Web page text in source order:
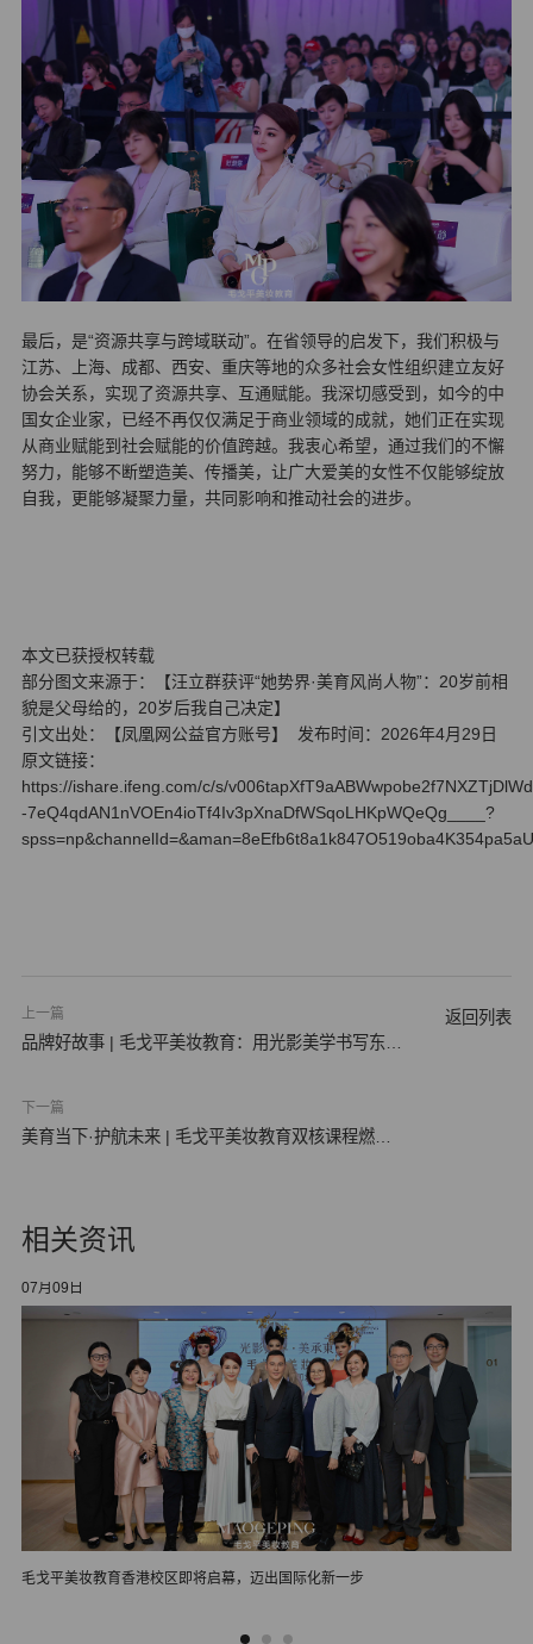
最后，是“资源共享与跨域联动”。在省领导的启发下，我们积极与
江苏、上海、成都、西安、重庆等地的众多社会女性组织建立友好
协会关系，实现了资源共享、互通赋能。我深切感受到，如今的中
国女企业家，已经不再仅仅满足于商业领域的成就，她们正在实现
从商业赋能到社会赋能的价值跨越。我衷心希望，通过我们的不懈
努力，能够不断塑造美、传播美，让广大爱美的女性不仅能够绽放
自我，更能够凝聚力量，共同影响和推动社会的进步。
本文已获授权转载
部分图文来源于：【汪立群获评“她势界·美育风尚人物”：20岁前相
貌是父母给的，20岁后我自己决定】
引文出处：【凤凰网公益官方账号】 发布时间：2026年4月29日
原文链接：
https://ishare.ifeng.com/c/s/
-7eQ4qdAN1nVOEn4ioTf4Iv3pXnaDfWSqoLHKpWQeQg____?
上一篇
品牌好故事 | 毛戈平美妆教育：用光影美学书写东方
下一篇
美育当下·护航未来 | 毛戈平美妆教育双核课程燃动
返回列表
相关资讯
07月09日
毛戈平美妆教育香港校区即将启幕，迈出国际化新一步